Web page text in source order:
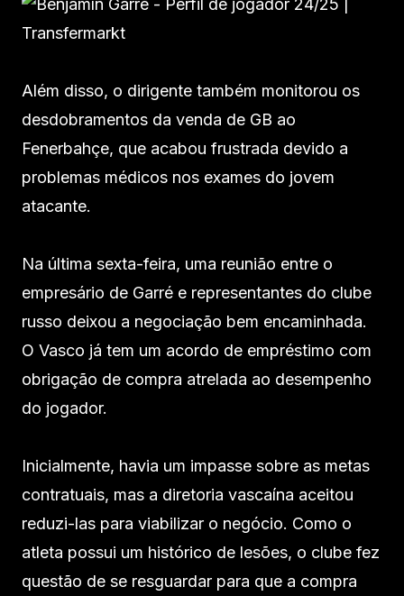
Além disso, o dirigente também monitorou os
desdobramentos da venda de GB ao
Fenerbahçe, que acabou frustrada devido a
problemas médicos nos exames do jovem
atacante.
Na última sexta-feira, uma reunião entre o
empresário de Garré e representantes do clube
russo deixou a negociação bem encaminhada.
O Vasco já tem um acordo de empréstimo com
obrigação de compra atrelada ao desempenho
do jogador.
Inicialmente, havia um impasse sobre as metas
contratuais, mas a diretoria vascaína aceitou
reduzi-las para viabilizar o negócio. Como o
atleta possui um histórico de lesões, o clube fez
questão de se resguardar para que a compra